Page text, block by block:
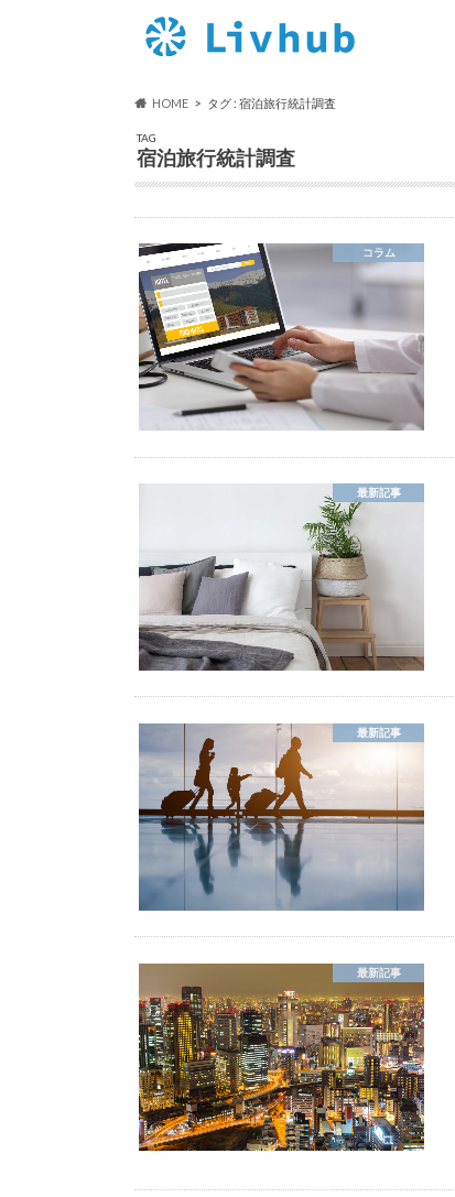
HOME タグ : 宿泊旅行統計調査
TAG
宿泊旅行統計調査
コラム
最新記事
最新記事
最新記事